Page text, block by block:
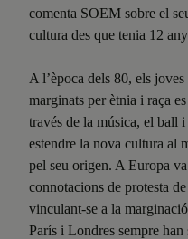
comenta SOEM sobre el
cultura des que tenia 12
A l’època dels 80, els
marginats per ètnia i raça
través de la música, el ball
estendre la nova cultura al
pel seu origen. A Europa
connotacions de protesta
vinculant-se a la
París i Londres sempre